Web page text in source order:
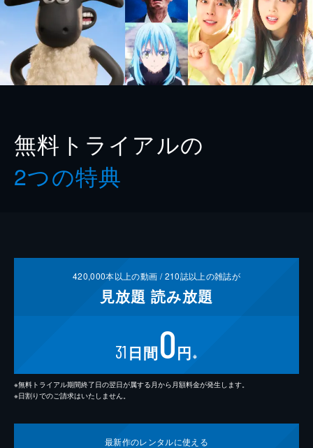
無料トライアルの
2つの特典
420,000本以上の動画 /210誌以上の雑誌が
見放題 読み放題
31 日間0円 ※
※無料トライアル期間終了日の翌日が属する月から月額料金が発生します。
※日割りでのご請求はいたしません。
最新作のレンタルに使える